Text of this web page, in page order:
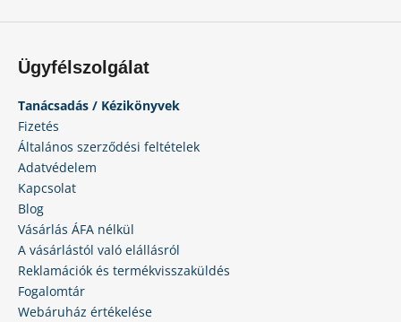
l
Ügyfélszolgálat
Tanácsadás / Kézikönyvek
Fizetés
Általános szerződési feltételek
Adatvédelem
Kapcsolat
Blog
Vásárlás ÁFA nélkül
A vásárlástól való elállásról
Reklamációk és termékvisszaküldés
Fogalomtár
Webáruház értékelése